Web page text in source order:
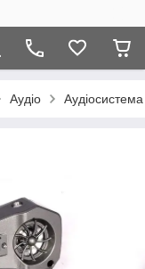
Аудіо